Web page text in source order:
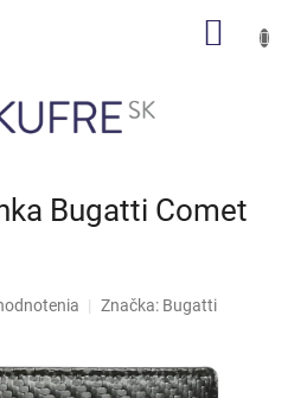
Bugatti Comet
Značka: Bugatti